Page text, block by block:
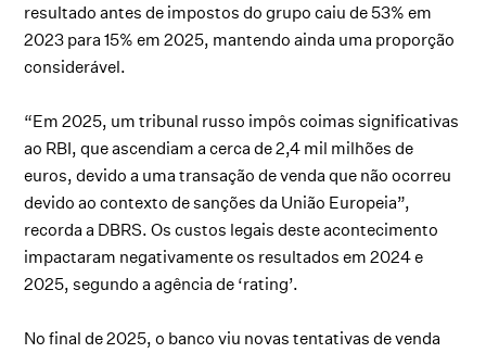
resultado antes de impostos do grupo caiu de 53% em
2023 para 15% em 2025, mantendo ainda uma proporção
considerável.
“Em 2025, um tribunal russo impôs coimas significativas
ao RBI, que ascendiam a cerca de 2,4 mil milhões de
euros, devido a uma transação de venda que não ocorreu
devido ao contexto de sanções da União Europeia”,
recorda a DBRS. Os custos legais deste acontecimento
impactaram negativamente os resultados em 2024 e
2025, segundo a agência de ‘rating’.
No final de 2025, o banco viu novas tentativas de venda